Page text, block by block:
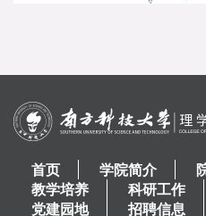
首页 学院简介
教学培养
科研工作
党建园地
招聘信息